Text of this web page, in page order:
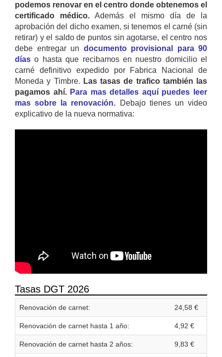
podemos renovar en el centro donde obtenemos el
certificado médico. Además el mismo día de la
aprobación del dicho examen, si tenemos el carné (sin
retirar) y el saldo de puntos sin agotarse, el centro nos
debe entregar un documento provisional para 90
días o hasta que recibamos en nuestro domicilio el
carné definitivo expedido por Fabrica Nacional de
Moneda y Timbre. Las tasas de trafico también las
pagamos ahí. Para mas detalles aquí puedes leer
mas sobre la renovación. Debajo tienes un video
explicativo de la nueva normativa:
Tasas DGT 2026
Renovación de carnet: 24,58 €
Renovación de carnet hasta 1 año: 4,92 €
Renovación de carnet hasta 2 años: 9,83 €